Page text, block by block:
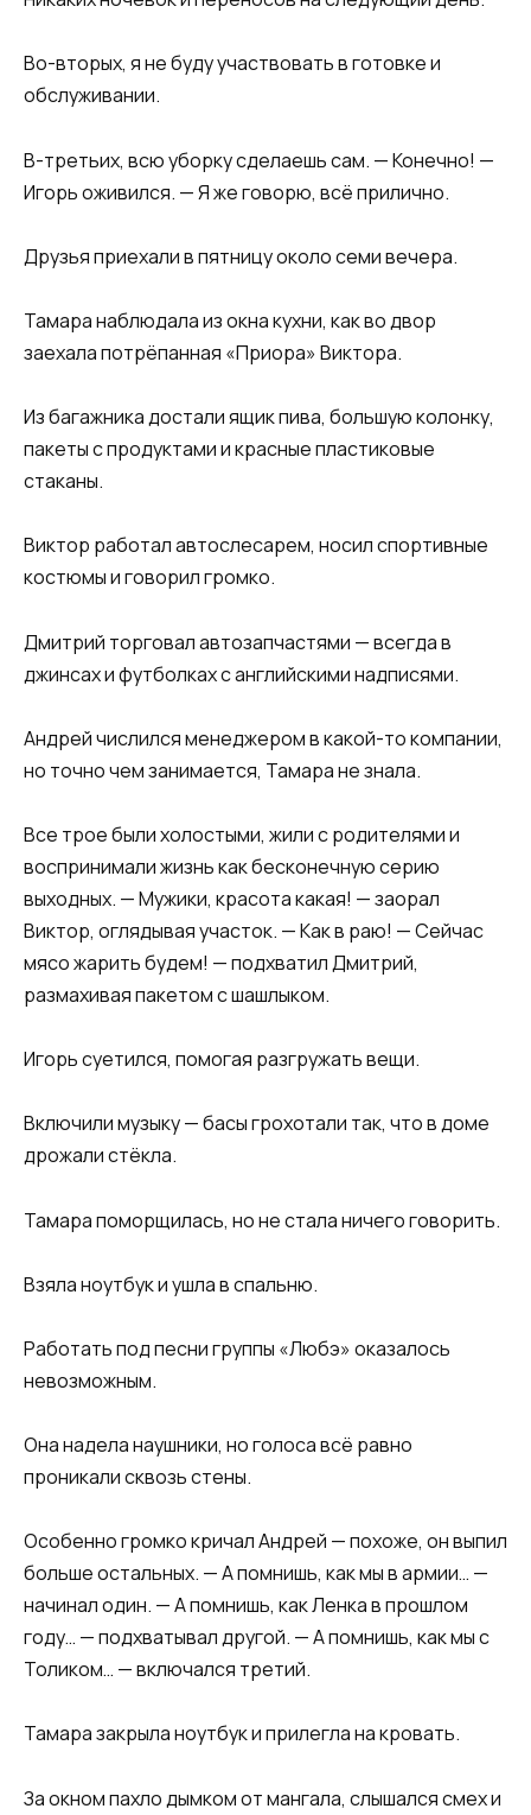
Во-вторых, я не буду участвовать в готовке и
обслуживании.
В-третьих, всю уборку сделаешь сам. — Конечно! —
Игорь оживился. — Я же говорю, всё прилично.
Друзья приехали в пятницу около семи вечера.
Тамара наблюдала из окна кухни, как во двор
заехала потрёпанная «Приора» Виктора.
Из багажника достали ящик пива, большую колонку,
пакеты с продуктами и красные пластиковые
стаканы.
Виктор работал автослесарем, носил спортивные
костюмы и говорил громко.
Дмитрий торговал автозапчастями — всегда в
джинсах и футболках с английскими надписями.
Андрей числился менеджером в какой-то компании,
но точно чем занимается, Тамара не знала.
Все трое были холостыми, жили с родителями и
воспринимали жизнь как бесконечную серию
выходных. — Мужики, красота какая! — заорал
Виктор, оглядывая участок. — Как в раю! — Сейчас
мясо жарить будем! — подхватил Дмитрий,
размахивая пакетом с шашлыком.
Игорь суетился, помогая разгружать вещи.
Включили музыку — басы грохотали так, что в доме
дрожали стёкла.
Тамара поморщилась, но не стала ничего говорить.
Взяла ноутбук и ушла в спальню.
Работать под песни группы «Любэ» оказалось
невозможным.
Она надела наушники, но голоса всё равно
проникали сквозь стены.
Особенно громко кричал Андрей — похоже, он выпил
больше остальных. — А помнишь, как мы в армии… —
начинал один. — А помнишь, как Ленка в прошлом
году… — подхватывал другой. — А помнишь, как мы с
Толиком… — включался третий.
Тамара закрыла ноутбук и прилегла на кровать.
За окном пахло дымком от мангала, слышался смех и